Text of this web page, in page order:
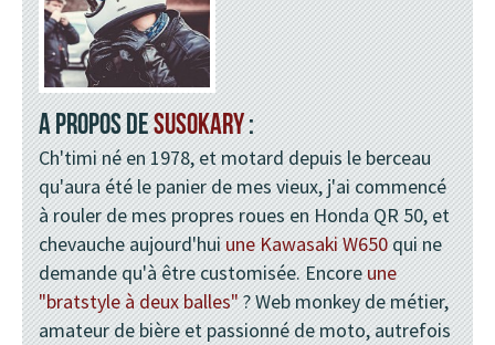
A PROPOS DESUSOKARY:
Ch'timi né en 1978, et motard depuis le berceau
qu'aura été le panier de mes vieux, j'ai commencé
à rouler de mes propres roues en Honda QR 50, et
chevauche aujourd'huiune Kawasaki W650qui ne
demande qu'à être customisée. Encoreune
"bratstyle à deux balles"? Web monkey de métier,
amateur de bière et passionné de moto, autrefois